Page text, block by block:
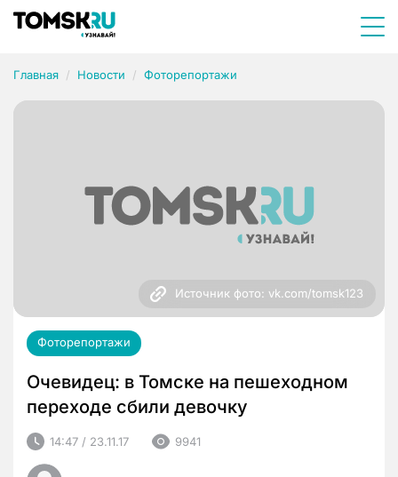
Главная Новости Фоторепортажи
Источник фото: vk.com/tomsk123
Фоторепортажи
Очевидец: в Томске на пешеходном
переходе сбили девочку
14:47 / 23.11.17 9941